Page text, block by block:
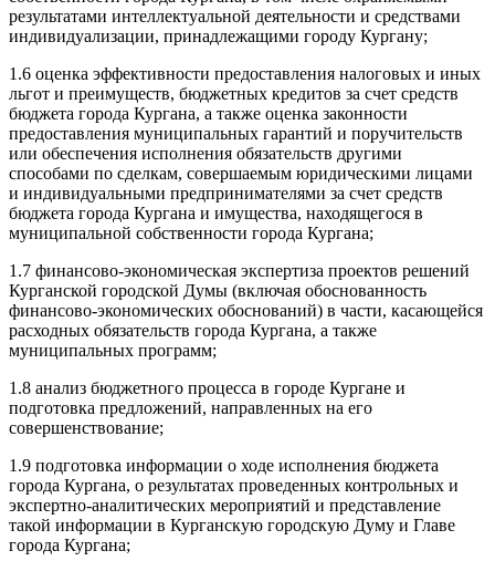
результатами интеллектуальной деятельности и средствами
индивидуализации, принадлежащими городу Кургану;
1.6 оценка эффективности предоставления налоговых и иных
льгот и преимуществ, бюджетных кредитов за счет средств
бюджета города Кургана, а также оценка законности
предоставления муниципальных гарантий и поручительств
или обеспечения исполнения обязательств другими
способами по сделкам, совершаемым юридическими лицами
и индивидуальными предпринимателями за счет средств
бюджета города Кургана и имущества, находящегося в
муниципальной собственности города Кургана;
1.7 финансово-экономическая экспертиза проектов решений
Курганской городской Думы (включая обоснованность
финансово-экономических обоснований) в части, касающейся
расходных обязательств города Кургана, а также
муниципальных программ;
1.8 анализ бюджетного процесса в городе Кургане и
подготовка предложений, направленных на его
совершенствование;
1.9 подготовка информации о ходе исполнения бюджета
города Кургана, о результатах проведенных контрольных и
экспертно-аналитических мероприятий и представление
такой информации в Курганскую городскую Думу и Главе
города Кургана;